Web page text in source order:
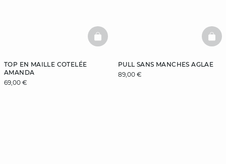
TOP EN MAILLE COTELÉE
AMANDA
69,00 €
BASKETFULL
PULL SANS MANCHES AGLAE
89,00 €